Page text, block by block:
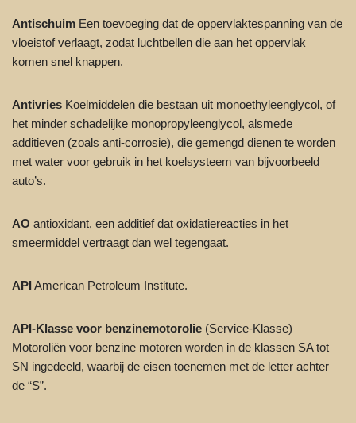
Antischuim Een toevoeging dat de oppervlaktespanning van de
vloeistof verlaagt, zodat luchtbellen die aan het oppervlak
komen snel knappen.
Antivries Koelmiddelen die bestaan uit monoethyleenglycol, of
het minder schadelijke monopropyleenglycol, alsmede
additieven (zoals anti-corrosie), die gemengd dienen te worden
met water voor gebruik in het koelsysteem van bijvoorbeeld
auto’s.
AO antioxidant, een additief dat oxidatiereacties in het
smeermiddel vertraagt dan wel tegengaat.
APIAmerican Petroleum Institute.
API-Klasse voor benzinemotorolie (Service-Klasse)
Motoroliën voor benzine motoren worden in de klassen SA tot
SN ingedeeld, waarbij de eisen toenemen met de letter achter
de “S”.